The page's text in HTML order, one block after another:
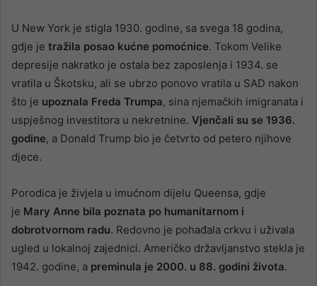
U New York je stigla 1930. godine, sa svega 18 godina,
gdje je tražila posao kućne pomoćnice. Tokom Velike
depresije nakratko je ostala bez zaposlenja i 1934. se
vratila u Škotsku, ali se ubrzo ponovo vratila u SAD nakon
što je upoznala Freda Trumpa, sina njemačkih imigranata i
uspješnog investitora u nekretnine. Vjenčali su se 1936.
godine, a Donald Trump bio je četvrto od petero njihove
djece.
Porodica je živjela u imućnom dijelu Queensa, gdje
je Mary Anne bila poznata po humanitarnom i
dobrotvornom radu. Redovno je pohađala crkvu i uživala
ugled u lokalnoj zajednici. Američko državljanstvo stekla je
1942. godine, a preminula je 2000. u 88. godini života.